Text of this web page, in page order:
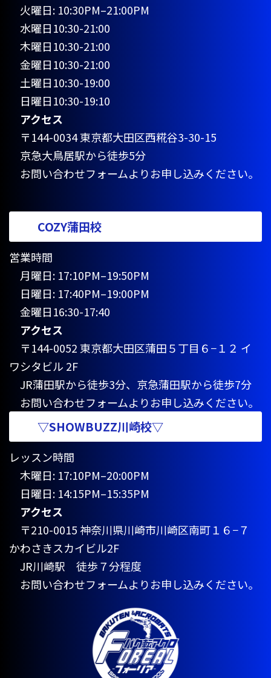
火曜日: 10:30PM–21:00PM
水曜日10:30-21:00
木曜日10:30-21:00
金曜日10:30-21:00
土曜日10:30-19:00
日曜日10:30-19:10
アクセス
〒144-0034 東京都大田区西糀谷3-30-15
京急大鳥居駅から徒歩5分
お問い合わせフォームよりお申し込みください。
COZY蒲田校
営業時間
月曜日: 17:10PM–19:50PM
日曜日: 17:40PM–19:00PM
金曜日16:30-17:40
アクセス
〒144-0052 東京都大田区蒲田５丁目６−１２ イ
ワシタビル 2F
JR蒲田駅から徒歩3分、京急蒲田駅から徒歩7分
お問い合わせフォームよりお申し込みください。
▽SHOWBUZZ川崎校▽
レッスン時間
木曜日: 17:10PM–20:00PM
日曜日: 14:15PM–15:35PM
アクセス
〒210-0015 神奈川県川崎市川崎区南町１６−７
かわさきスカイビル2F
JR川崎駅 徒歩７分程度
お問い合わせフォームよりお申し込みください。